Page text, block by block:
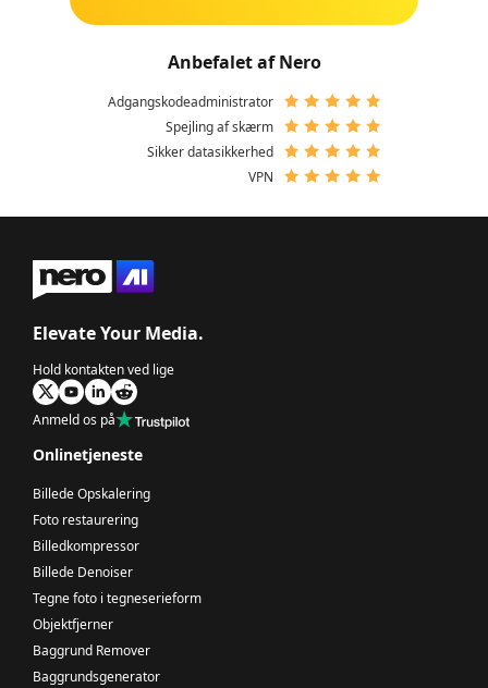
Anbefalet af Nero
Adgangskodeadministrator
Spejling af skærm
Sikker datasikkerhed
VPN
Elevate Your Media.
Hold kontakten ved lige
Anmeld os på
Onlinetjeneste
Billede Opskalering
Foto restaurering
Billedkompressor
Billede Denoiser
Tegne foto i tegneserieform
Objektfjerner
Baggrund Remover
Baggrundsgenerator